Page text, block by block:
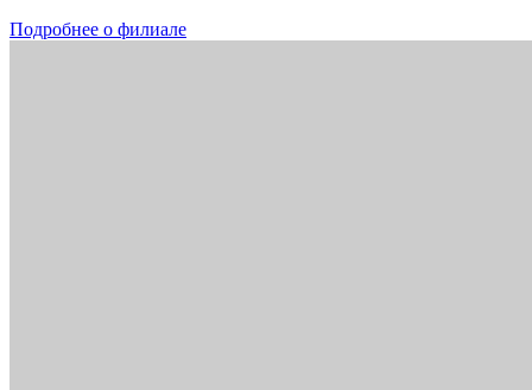
Подробнее о филиале